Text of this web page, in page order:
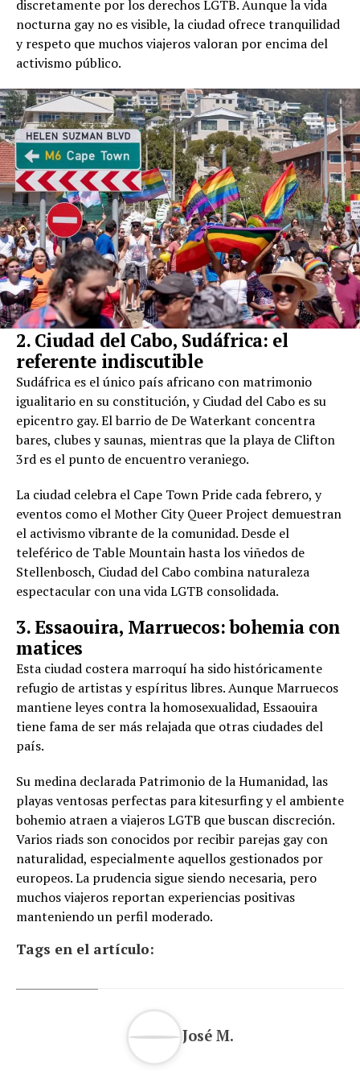
discretamente por los derechos LGTB. Aunque la vida
nocturna gay no es visible, la ciudad ofrece tranquilidad
y respeto que muchos viajeros valoran por encima del
activismo público.
2. Ciudad del Cabo, Sudáfrica: el
referente indiscutible
Sudáfrica es el único país africano con matrimonio
igualitario en su constitución, y Ciudad del Cabo es su
epicentro gay. El barrio de De Waterkant concentra
bares, clubes y saunas, mientras que la playa de Clifton
3rd es el punto de encuentro veraniego.
La ciudad celebra el Cape Town Pride cada febrero, y
eventos como el Mother City Queer Project demuestran
el activismo vibrante de la comunidad. Desde el
teleférico de Table Mountain hasta los viñedos de
Stellenbosch, Ciudad del Cabo combina naturaleza
espectacular con una vida LGTB consolidada.
3. Essaouira, Marruecos: bohemia con
matices
Esta ciudad costera marroquí ha sido históricamente
refugio de artistas y espíritus libres. Aunque Marruecos
mantiene leyes contra la homosexualidad, Essaouira
tiene fama de ser más relajada que otras ciudades del
país.
Su medina declarada Patrimonio de la Humanidad, las
playas ventosas perfectas para kitesurfing y el ambiente
bohemio atraen a viajeros LGTB que buscan discreción.
Varios riads son conocidos por recibir parejas gay con
naturalidad, especialmente aquellos gestionados por
europeos. La prudencia sigue siendo necesaria, pero
muchos viajeros reportan experiencias positivas
manteniendo un perfil moderado.
Tags en el artículo:
José M.